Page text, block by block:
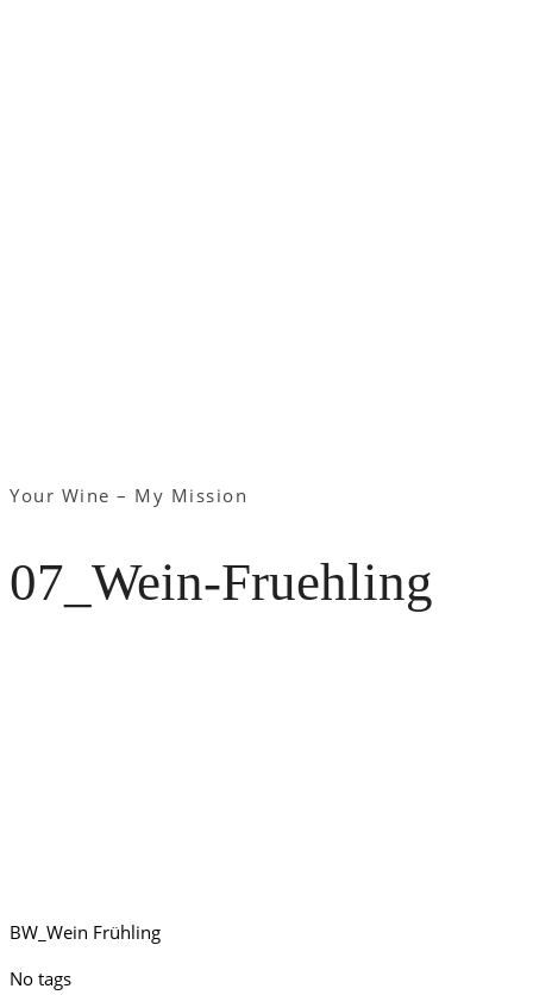
Your Wine – My Mission
07_Wein-Fruehling
BW_Wein Frühling
No tags